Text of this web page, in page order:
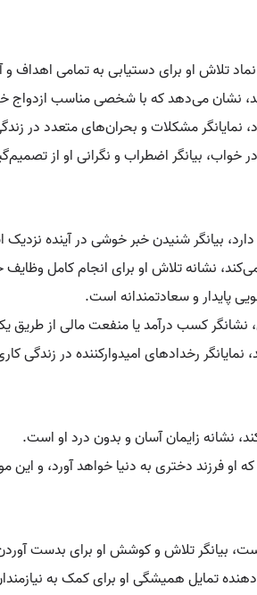
تلاش او برای دستیابی به تمامی اهداف
نشان می‌دهد که با شخصی مناسب ازدواج
مشکلات و بحران‌های متعدد در
بیانگر اضطراب و نگرانی او از
بیانگر شنیدن خبر خوشی در آینده
نشانه تلاش او برای انجام کامل
پایدار و سعادتمندانه است.
کسب درآمد یا منفعت مالی از طریق
رخدادهای امیدوارکننده در
نشانه زایمان آسان و بدون درد او است.
او فرزند دختری به دنیا خواهد آورد، و
بیانگر تلاش و کوشش او برای بدست
تمایل همیشگی او برای کمک به